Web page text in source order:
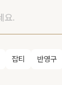
잡티 반영구